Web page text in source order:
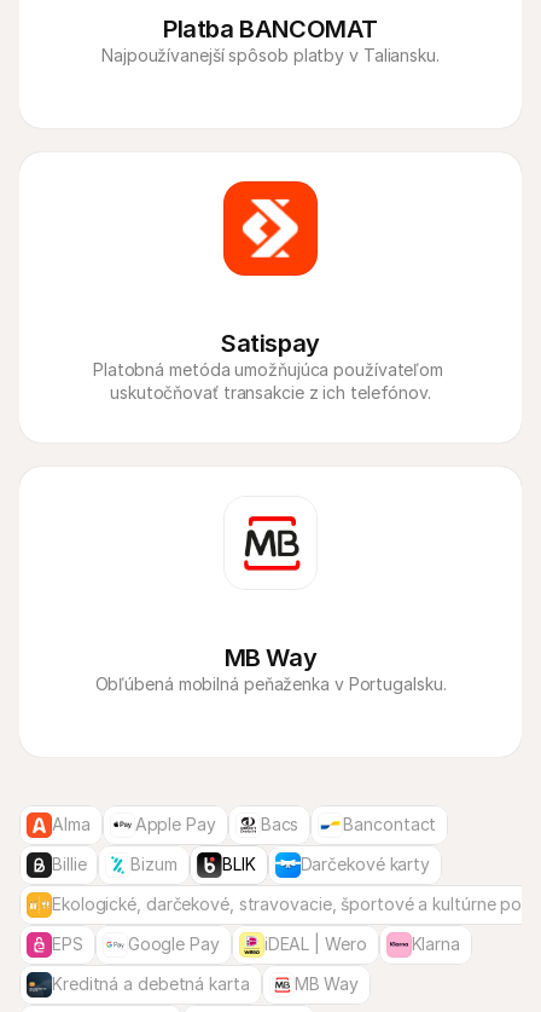
Platba BANCOMAT
Najpoužívanejší spôsob platby v Taliansku.
Satispay
Platobná metóda umožňujúca používateľom
uskutočňovať transakcie z ich telefónov.
MB Way
Obľúbená mobilná peňaženka v Portugalsku.
Alma Apple Pay Bacs
Bancontact
Billie
Bizum BLIK
Darčekové karty
Ekologické, darčekové, stravovacie, športové a kultúrne
EPS
Google Pay iDEAL | Wero
Klarna
Kreditná a debetná karta
MB Way